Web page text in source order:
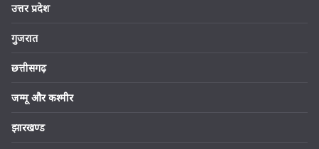
उत्तर प्रदेश
गुजरात
छत्तीसगढ़
जम्मू और कश्मीर
झारखण्ड